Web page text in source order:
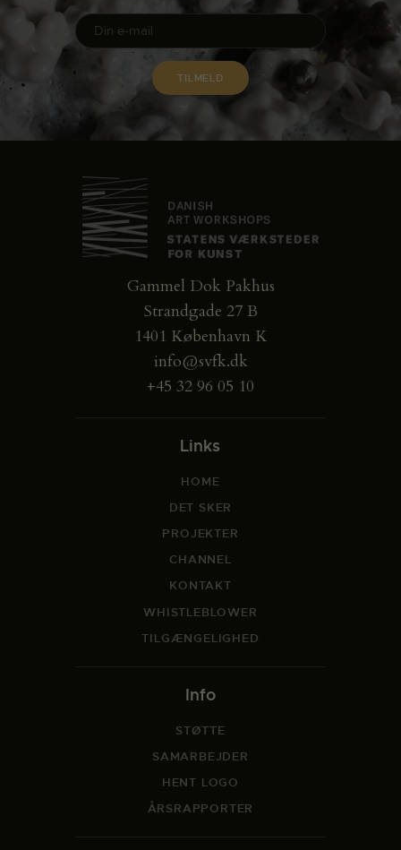
Gammel Dok Pakhus
Strandgade 27 B
1401 København K
info@svfk.dk
+45 32 96 05 10
Links
HOME
DET SKER
PROJEKTER
CHANNEL
KONTAKT
WHISTLEBLOWER
TILGÆNGELIGHED
Info
STØTTE
SAMARBEJDER
HENT LOGO
ÅRSRAPPORTER